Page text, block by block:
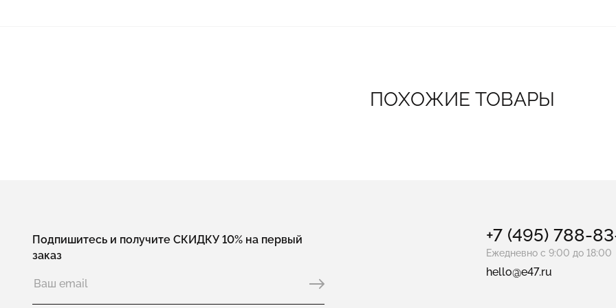
ПОХОЖИЕ ТОВАРЫ
Подпишитесь и получите СКИДКУ 10% на первый
заказ
+7 (495) 788-
Ежедневно с 9:00 до 18:00
hello@e47.ru